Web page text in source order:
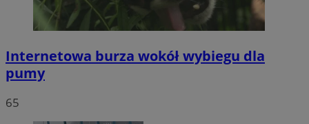
Internetowa burza wokół wybiegu dla
pumy
65